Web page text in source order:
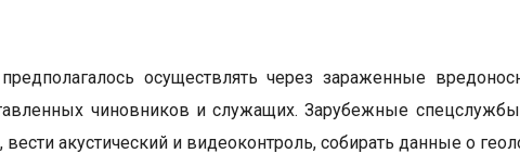
осуществлять через зараженные
чиновников и служащих. Зарубежные спецслужбы
акустический и видеоконтроль, собирать данные о